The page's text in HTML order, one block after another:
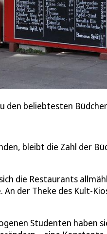
den beliebtesten
bleibt die Zahl der
die Restaurants
der Theke des Kult-
Studenten haben